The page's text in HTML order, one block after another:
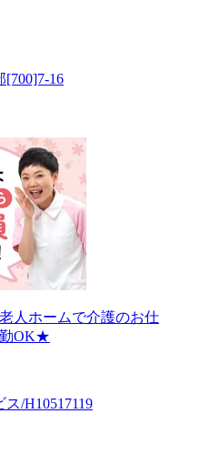
16
人ホームで介護のお仕
OK★
/H10517119